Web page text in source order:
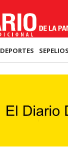
DEPORTES SEPELIOS